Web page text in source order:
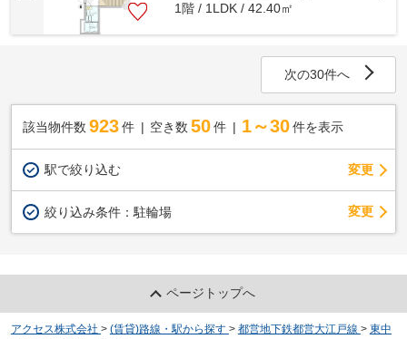
1階 / 1LDK / 42.40㎡
次の30件へ
該当物件数 923件 空き数 50 件 1～30 件を表示
駅で絞り込む 変更
絞り込み条件： 駐輪場 変更
ページトップへ
アクセス株式会社 > (賃貸)路線・駅から探す > 都営地下鉄都営大江戸線 > 東中